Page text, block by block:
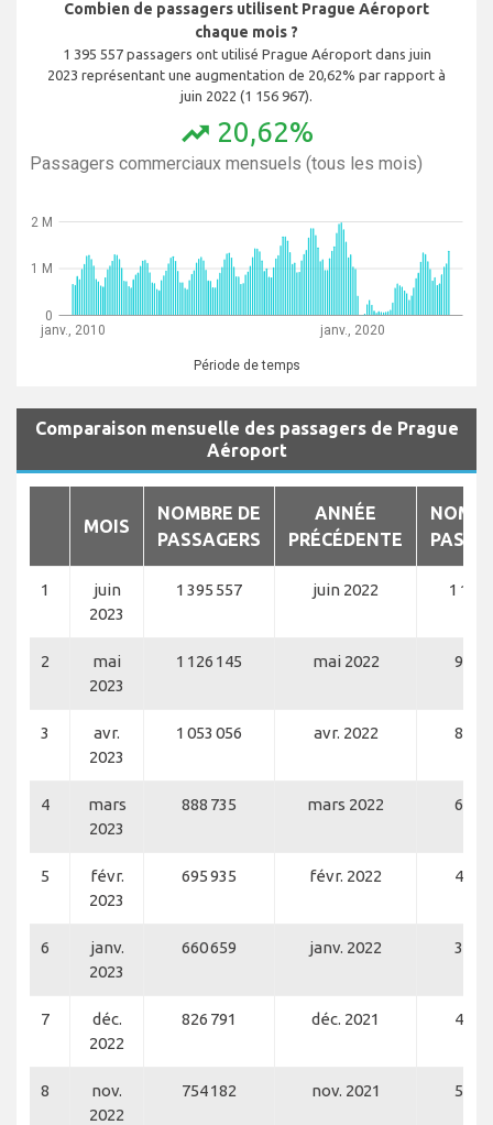
Combien de passagers utilisent Prague Aéroport
chaque mois ?
1 395 557 passagers ont utilisé Prague Aéroport dans juin
2023 représentant une augmentation de 20,62% par rapport à
juin 2022 (1 156 967).
trending_up 20,62%
Passagers commerciaux mensuels (tous les mois)
janv., 2010 janv., 2020
Période de temps
0
1 M
2 M
Comparaison mensuelle des passagers de Prague
Aéroport
MOIS
NOMBRE DE
PASSAGERS
ANNÉE
PRÉCÉDENTE
1
juin
2023
1 395 557 juin 2022 1 156
2
mai
2023
1 126 145 mai 2022 925
3
avr.
2023
1 053 056 avr. 2022 805
4
mars
2023
888 735 mars 2022 608
5
févr.
2023
695 935 févr. 2022 437
6
janv.
2023
660 659 janv. 2022 343
7
déc.
2022
826 791 déc. 2021 484
8
nov.
2022
754 182 nov. 2021 543